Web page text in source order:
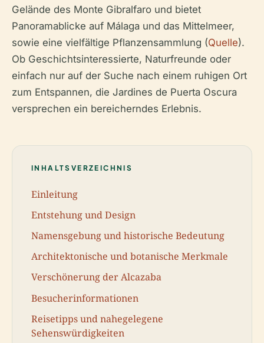
Gelände des Monte Gibralfaro und bietet
Panoramablicke auf Málaga und das Mittelmeer,
sowie eine vielfältige Pflanzensammlung (Quelle).
Ob Geschichtsinteressierte, Naturfreunde oder
einfach nur auf der Suche nach einem ruhigen Ort
zum Entspannen, die Jardines de Puerta Oscura
versprechen ein bereicherndes Erlebnis.
INHALTSVERZEICHNIS
Einleitung
Entstehung und Design
Namensgebung und historische Bedeutung
Architektonische und botanische Merkmale
Verschönerung der Alcazaba
Besucherinformationen
Reisetipps und nahegelegene
Sehenswürdigkeiten